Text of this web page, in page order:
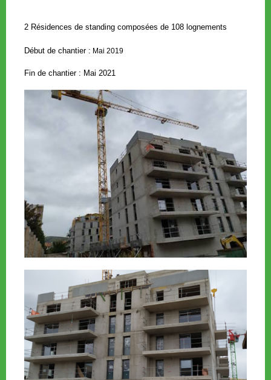
2 Résidences de standing composées de 108 lognements
Début de chantier : Mai 2019
Fin de chantier : Mai 2021